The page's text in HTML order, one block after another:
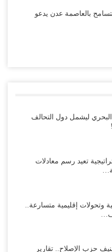
بالعاصمة عدن يدعو
ليشمل دول التحالف
تعيد رسم معادلات
إقليمية متسارعة..
حزب الإصلاح.. تقارير